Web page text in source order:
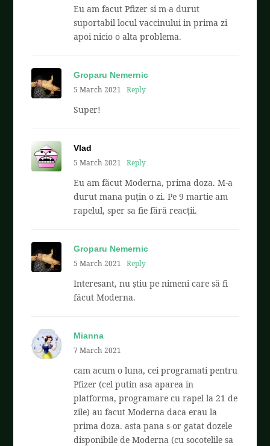
Eu am facut Pfizer si m-a durut
suportabil locul vaccinului in prima zi
apoi nicio o alta problema.
Groparu Nemernic
5 March 2021
Reply
Super!
Vlad
5 March 2021
Reply
Eu am făcut Moderna, prima doza. M-a
durut mana puțin o zi. Pe 9 martie am
rapelul, sper sa fie fără reacții.
Groparu Nemernic
5 March 2021
Reply
Interesant, nu știu pe nimeni care să fi
făcut Moderna.
Mianna
7 March 2021
cam acum o luna, cei programati pentru
Pfizer (cel putin asa aparea in
platforma, programare cu rapel la 21 de
zile) au facut Moderna daca erau la
prima doza. asta pana s-or gatat dozele
disponibile de Moderna (cu socotelile sa